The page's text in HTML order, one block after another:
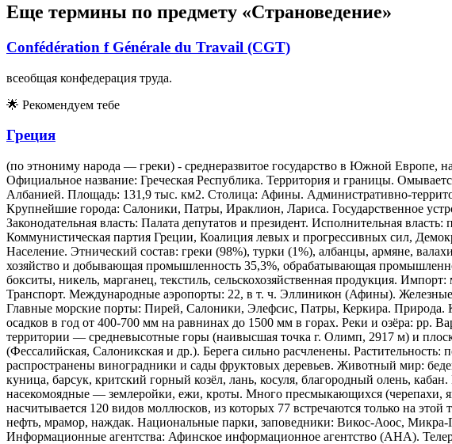
Еще термины по предмету «Страноведение»
Confédération f Générale du Travail (CGT)
всеобщая конфедерация труда.
🌟 Рекомендуем тебе
Греция
(по этнониму народа — греки) - среднеразвитое государство в Южной Европе,
Официальное название: Греческая Республика. Территория и границы.
Албанией. Площадь: 131,9 тыс. км2. Столица: Афины. Административно-
Крупнейшие города: Салоники, Патры, Ираклион, Лариса. Государственное
Законодательная власть: Палата депутатов и президент. Исполнительная
Коммунистическая партия Греции, Коалиция левых и прогрессивных сил,
Население. Этнический состав: греки (98%), турки (1%), албанцы, армяне,
хозяйство и добывающая промышленность 35,3%, обрабатывающая
бокситы, никель, марганец, текстиль, сельскохозяйственная продукция.
Транспорт. Международные аэропорты: 22, в т. ч. Эллиникон (Афины).
Главные морские порты: Пирей, Салоники, Элефсис, Патры, Керкира. Природа.
осадков в год от 400-700 мм на равнинах до 1500 мм в горах. Реки и озёра:
территории — средневысотные горы (наивысшая точка г. Олимп, 2917 м) и
(Фессалийская, Салоникская и др.). Берега сильно расчленены.
распространены виноградники и сады фруктовых деревьев. Животный мир:
куница, барсук, критский горный козёл, лань, косуля, благородный олень,
насекомоядные — землеройки, ежи, кроты. Много пресмыкающихся (черепахи,
насчитывается 120 видов моллюсков, из которых 77 встречаются только на
нефть, мрамор, наждак. Национальные парки, заповедники: Викос-Аоос,
Информационные агентства: Афинское информационное агентство (AHA).